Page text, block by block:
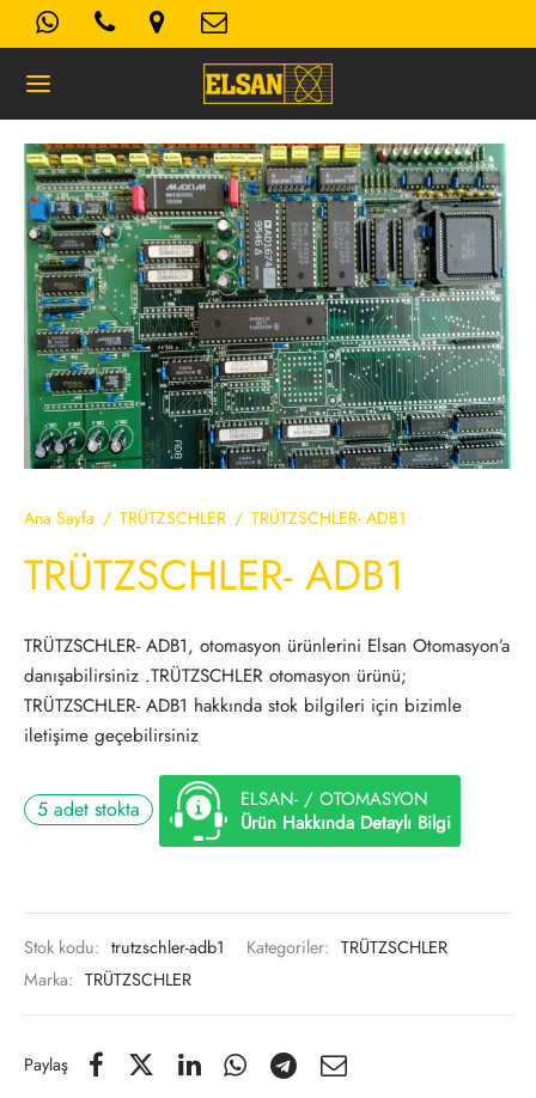
Ana Sayfa / TRÜTZSCHLER / TRÜTZSCHLER- ADB1
TRÜTZSCHLER- ADB1
TRÜTZSCHLER- ADB1, otomasyon ürünlerini Elsan Otomasyon’a
danışabilirsiniz .TRÜTZSCHLER otomasyon ürünü;
TRÜTZSCHLER- ADB1 hakkında stok bilgileri için bizimle
iletişime geçebilirsiniz
5 adet stokta
ELSAN- / OTOMASYON
Ürün Hakkında Detaylı Bilgi
Stok kodu: trutzschler-adb1 Kategoriler: TRÜTZSCHLER
Marka: TRÜTZSCHLER
Paylaş
Geri
AYDINLATMA METNI
Koşulları
Politikası